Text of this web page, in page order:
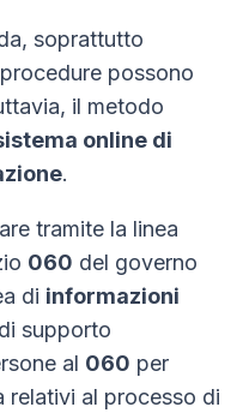
soprattutto
possono
il metodo
online di
.
tramite la linea
060 del governo
di informazioni
supporto
al 060 per
relativi al processo di